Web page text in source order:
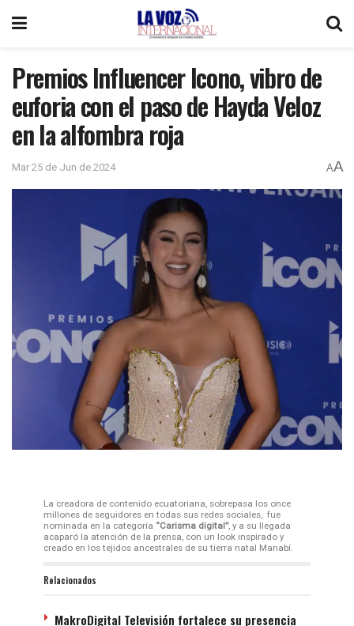
Premios Influencer Icono, vibro de
euforia con el paso de Hayda Veloz
en la alfombra roja
Mar 25 de Jun de 2024 AA
La creadora de contenido ecuatoriana, sobrepasa los once
millones de seguidores en todas sus redes sociales, fue
nominada en la categoría “Carisma digital”, y a su llegada
acaparó la atención de la prensa, con un look inspirado y
creado en los tejidos ancestrales de su tierra natal Manabí.
Relacionados
MakroDigital Televisión fortalece su presencia